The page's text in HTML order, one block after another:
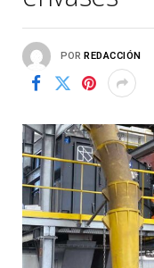
POR REDACCIÓN